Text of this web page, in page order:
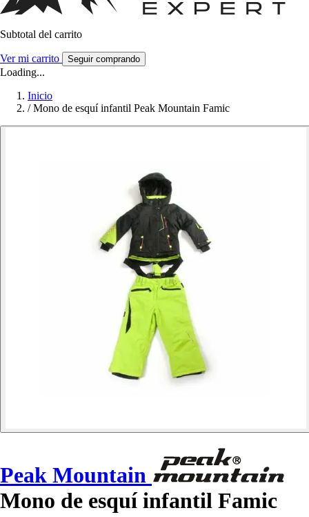
Subtotal del carrito
Ver mi carrito Seguir comprando
Loading...
Inicio
/ Mono de esquí infantil Peak Mountain Famic
Peak Mountain
Mono de esquí infantil Famic